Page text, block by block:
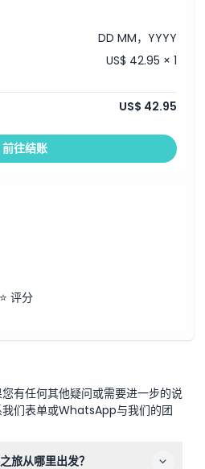
DD MM，YYYY
US$ 42.95 × 1
US$ 42.95
前往结账
评分
有任何其他疑问或需要进一步的说
们表单或WhatsApp与我们的团
旅从哪里出发？